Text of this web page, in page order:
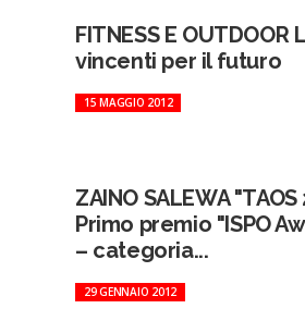
FITNESS E OUTDOOR
vincenti per il futuro
15 MAGGIO 2012
ZAINO SALEWA "TAOS
Primo premio "ISPO
– categoria...
29 GENNAIO 2012